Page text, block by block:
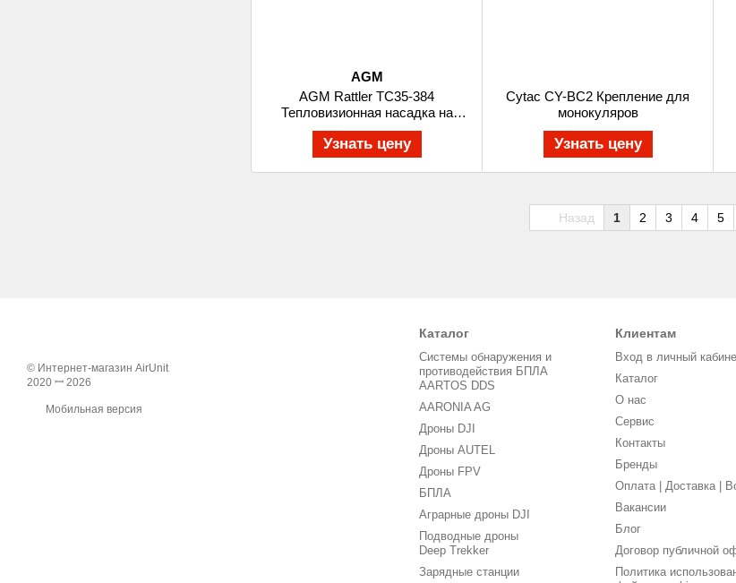
AGM
AGM Rattler TC35-384
Тепловизионная насадка на
прицел
Узнать цену
Cytac CY-BC2 Крепление для
монокуляров
Узнать цену
Назад 1 2 3 4 5
© Интернет-магазин AirUnit
2020 ꟷ 2026
Мобильная версия
Каталог
Системы обнаружения и
противодействия БПЛА
AARTOS DDS
AARONIA AG
Дроны DJI
Дроны AUTEL
Дроны FPV
БПЛА
Аграрные дроны DJI
Подводные дроны
Deep Trekker
Зарядные станции
Клиентам
Вход в личный
Каталог
О нас
Сервис
Контакты
Бренды
Оплата | Доставка |
Вакансии
Блог
Договор публичной
Политика